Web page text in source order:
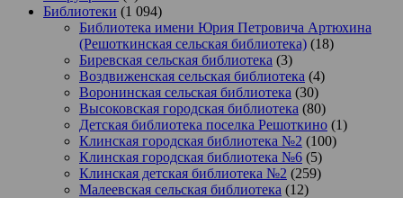
Библиотеки (1 094)
Библиотека имени Юрия Петровича Артюхина
(Решоткинская сельская библиотека) (18)
Биревская сельская библиотека (3)
Воздвиженская сельская библиотека (4)
Воронинская сельская библиотека (30)
Высоковская городская библиотека (80)
Детская библиотека поселка Решоткино (1)
Клинская городская библиотека №2 (100)
Клинская городская библиотека №6 (5)
Клинская детская библиотека №2 (259)
Малеевская сельская библиотека (12)